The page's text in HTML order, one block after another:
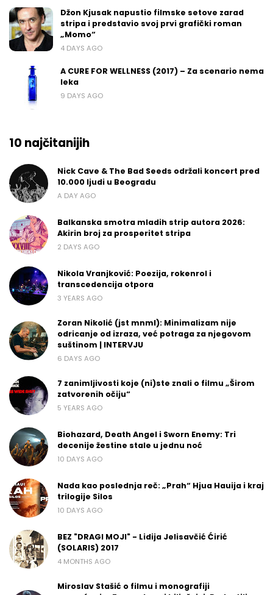
Džon Kjusak napustio filmske setove zarad
stripa i predstavio svoj prvi grafički roman
„Momo“
4 DAYS AGO
A CURE FOR WELLNESS (2017) – Za scenario nema
leka
9 DAYS AGO
10 najčitanijih
Nick Cave & The Bad Seeds održali koncert pred
10.000 ljudi u Beogradu
A DAY AGO
Balkanska smotra mladih strip autora 2026:
Akirin broj za prosperitet stripa
2 DAYS AGO
Nikola Vranjković: Poezija, rokenrol i
transcedencija otpora
3 YEARS AGO
Zoran Nikolić (jst mnml): Minimalizam nije
odricanje od izraza, već potraga za njegovom
suštinom | INTERVJU
6 DAYS AGO
7 zanimljivosti koje (ni)ste znali o filmu „Širom
zatvorenih očiju“
5 YEARS AGO
Biohazard, Death Angel i Sworn Enemy: Tri
decenije žestine stale u jednu noć
10 DAYS AGO
Nada kao poslednja reč: „Prah“ Hjua Hauija i kraj
trilogije Silos
10 DAYS AGO
BEZ "DRAGI MOJI" - Lidija Jelisavčić Ćirić
(SOLARIS) 2017
4 MONTHS AGO
Miroslav Stašić o filmu i monografiji